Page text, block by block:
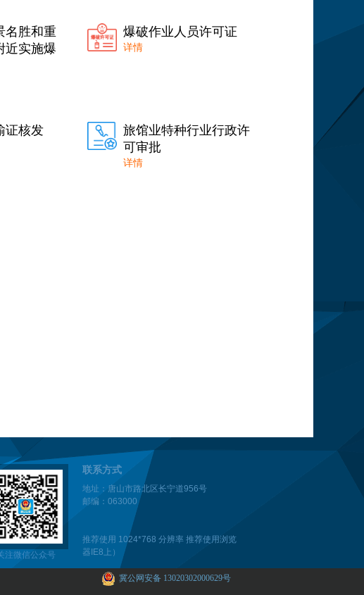
名胜和重
近实施爆
爆破作业人员许可证
详情
证核发
旅馆业特种行业行政许
可审批
详情
注微信公众号
联系方式
地址：唐山市路北区长宁道956号
邮编：063000
推荐使用 1024*768 分辨率 推荐使用浏览
器IE8上）
冀公网安备 13020302000629号